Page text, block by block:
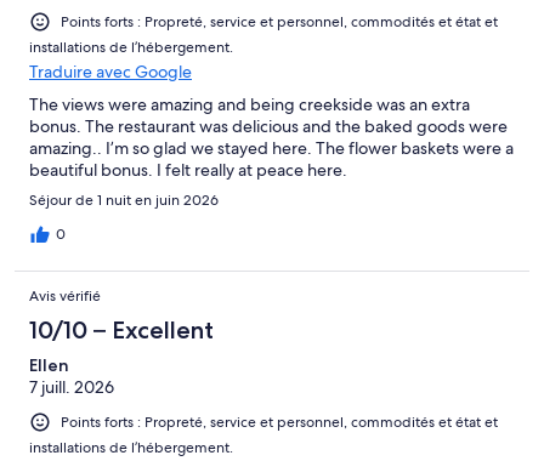
Points forts : Propreté, service et personnel, commodités et état et
installations de l’hébergement.
Traduire avec Google
The views were amazing and being creekside was an extra
bonus. The restaurant was delicious and the baked goods were
amazing.. I’m so glad we stayed here. The flower baskets were a
beautiful bonus. I felt really at peace here.
Séjour de 1 nuit en juin 2026
0
Avis vérifié
10/10 – Excellent
Ellen
7 juill. 2026
Points forts : Propreté, service et personnel, commodités et état et
installations de l’hébergement.